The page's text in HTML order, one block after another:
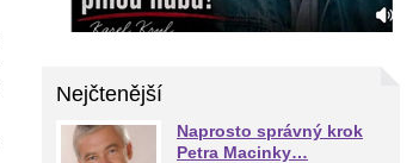
Nejčtenější
Naprosto správný krok
Petra Macinky…